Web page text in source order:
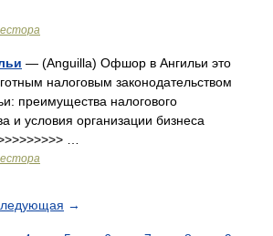
— (Anguilla) Офшор в Ангильи это
налоговым законодательством
преимущества налогового
и условия организации бизнеса
…
→